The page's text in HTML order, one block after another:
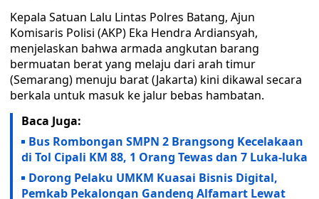
Kepala Satuan Lalu Lintas Polres Batang, Ajun
Komisaris Polisi (AKP) Eka Hendra Ardiansyah,
menjelaskan bahwa armada angkutan barang
bermuatan berat yang melaju dari arah timur
(Semarang) menuju barat (Jakarta) kini dikawal secara
berkala untuk masuk ke jalur bebas hambatan.
Baca Juga:
Bus Rombongan SMPN 2 Brangsong Kecelakaan
di Tol Cipali KM 88, 1 Orang Tewas dan 7 Luka-luka
Dorong Pelaku UMKM Kuasai Bisnis Digital,
Pemkab Pekalongan Gandeng Alfamart Lewat